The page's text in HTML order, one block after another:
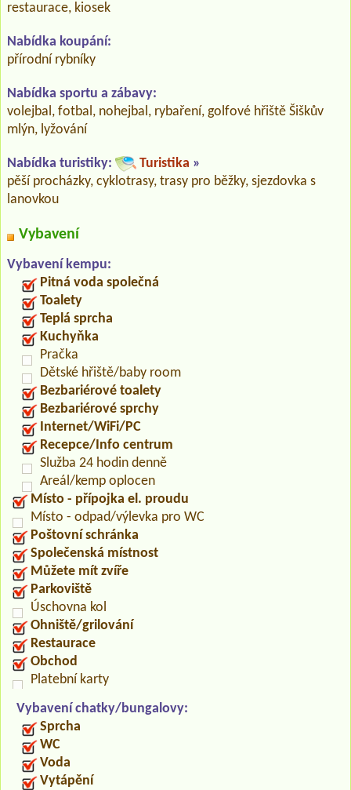
restaurace, kiosek
Nabídka koupání:
přírodní rybníky
Nabídka sportu a zábavy:
volejbal, fotbal, nohejbal, rybaření, golfové hřiště Šiškův
mlýn, lyžování
Nabídka turistiky: Turistika »
pěší procházky, cyklotrasy, trasy pro běžky, sjezdovka s
lanovkou
Vybavení
Vybavení kempu:
Pitná voda společná
Toalety
Teplá sprcha
Kuchyňka
Pračka
Dětské hřiště/baby room
Bezbariérové toalety
Bezbariérové sprchy
Internet/WiFi/PC
Recepce/Info centrum
Služba 24 hodin denně
Areál/kemp oplocen
Místo - přípojka el. proudu
Místo - odpad/výlevka pro WC
Poštovní schránka
Společenská místnost
Můžete mít zvíře
Parkoviště
Úschovna kol
Ohniště/grilování
Restaurace
Obchod
Platební karty
Vybavení chatky/bungalovy:
Sprcha
WC
Voda
Vytápění